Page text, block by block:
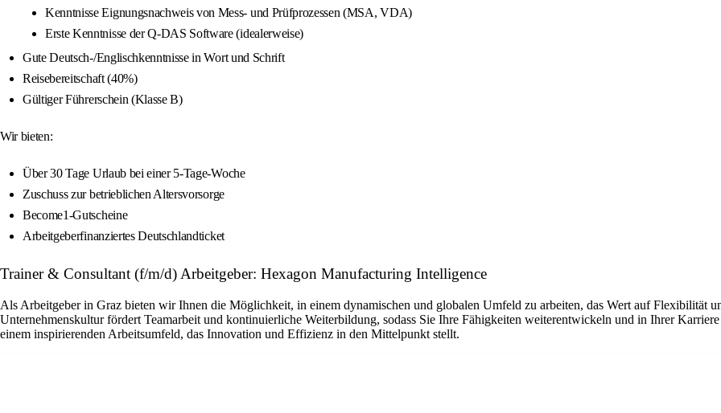
Kenntnisse Eignungsnachweis von Mess- und Prüfprozessen (MSA, VDA)
Erste Kenntnisse der Q-DAS Software (idealerweise)
Gute Deutsch-/Englischkenntnisse in Wort und Schrift
Reisebereitschaft (40%)
Gültiger Führerschein (Klasse B)
Wir bieten:
Über 30 Tage Urlaub bei einer 5-Tage-Woche
Zuschuss zur betrieblichen Altersvorsorge
Become1-Gutscheine
Arbeitgeberfinanziertes Deutschlandticket
Trainer & Consultant (f/m/d) Arbeitgeber: Hexagon Manufacturing Intelligence
Als Arbeitgeber in Graz bieten wir Ihnen die Möglichkeit, in einem dynamischen und globalen Umfeld zu arbeiten, das Wert auf Flexibilität
Unternehmenskultur fördert Teamarbeit und kontinuierliche Weiterbildung, sodass Sie Ihre Fähigkeiten weiterentwickeln und in Ihrer
einem inspirierenden Arbeitsumfeld, das Innovation und Effizienz in den Mittelpunkt stellt.